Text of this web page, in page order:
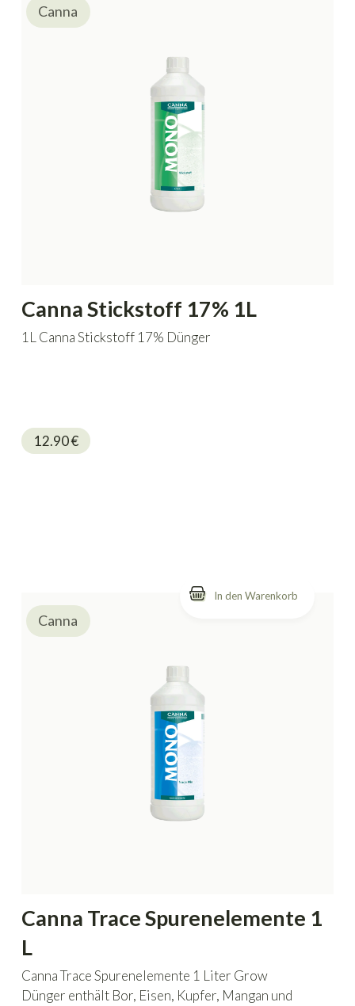
Canna Stickstoff 17% 1L
1L Canna Stickstoff 17% Dünger
12.90€
Canna
Canna Trace Spurenelemente 1
L
Canna Trace Spurenelemente 1 Liter Grow
Dünger enthält Bor, Eisen, Kupfer, Mangan und
Canna